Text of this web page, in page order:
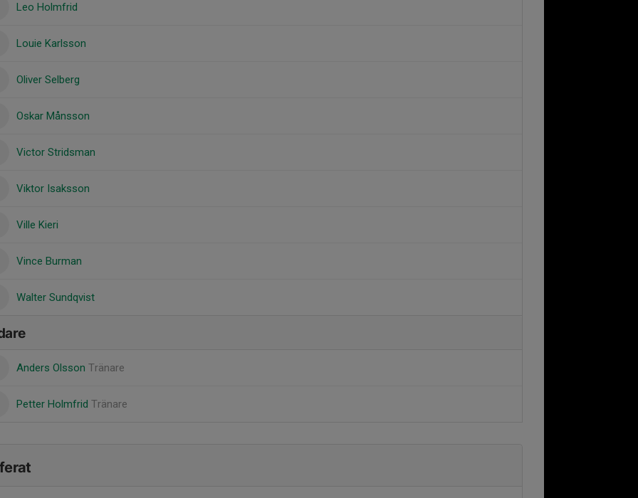
Leo Holmfrid
Louie Karlsson
Oliver Selberg
Oskar Månsson
Victor Stridsman
Viktor Isaksson
Ville Kieri
Vince Burman
Walter Sundqvist
Anders Olsson Tränare
Petter Holmfrid Tränare